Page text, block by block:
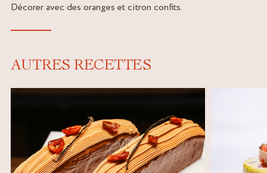
Décorer avec des oranges et citron confits.
AUTRES RECETTES